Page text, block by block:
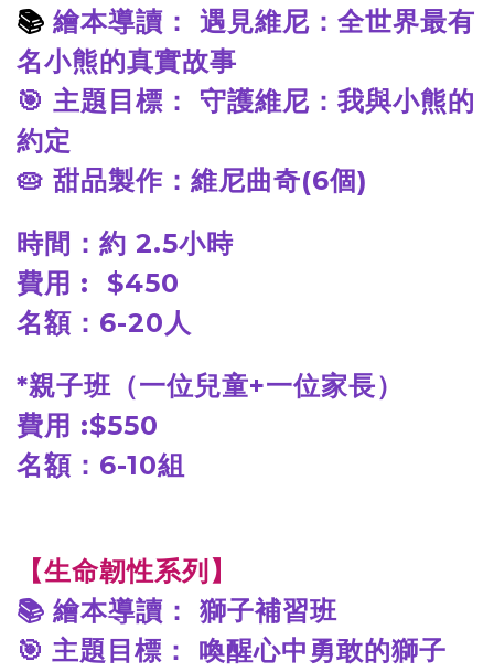
📚 繪本導讀： 遇見維尼：全世界最有
名小熊的真實故事
🎯 主題目標： 守護維尼：我與小熊的
約定
🥧 甜品製作：維尼曲奇(6個)
時間：約 2.5小時
費用 : $450
名額：6-20人
*親子班（一位兒童+一位家長）
費用 :$550
名額：6-10組
【生命韌性系列】
📚 繪本導讀： 獅子補習班
🎯 主題目標： 喚醒心中勇敢的獅子